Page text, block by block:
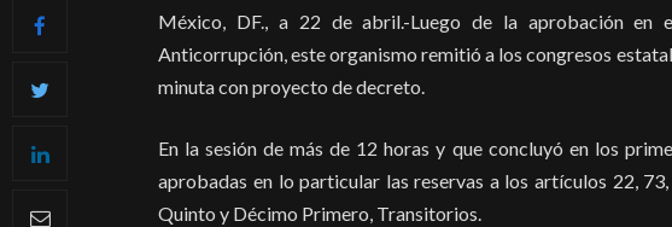
México, DF., a 22 de abril.-Luego de la aprobación en
Anticorrupción, este organismo remitió a los congresos
minuta con proyecto de decreto.
En la sesión de más de 12 horas y que concluyó en los
aprobadas en lo particular las reservas a los artículos 22,
Quinto y Décimo Primero, Transitorios.